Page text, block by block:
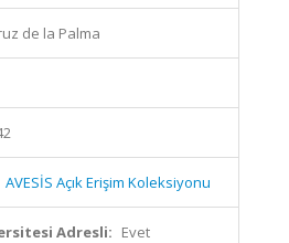
de la Palma
AVESİS Açık Erişim Koleksiyonu
Adresli: Evet